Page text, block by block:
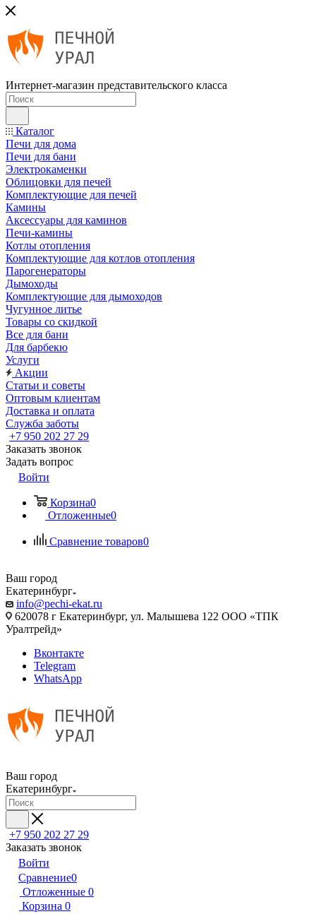
Интернет-магазин представительского класса
Каталог
Печи для дома
Печи для бани
Электрокаменки
Облицовки для печей
Комплектующие для печей
Камины
Аксессуары для каминов
Печи-камины
Котлы отопления
Комплектующие для котлов отопления
Парогенераторы
Дымоходы
Комплектующие для дымоходов
Чугунное литье
Товары со скидкой
Все для бани
Для барбекю
Услуги
Акции
Статьи и советы
Оптовым клиентам
Доставка и оплата
Служба заботы
+7 950 202 27 29
Заказать звонок
Задать вопрос
Войти
Корзина0
Отложенные0
Сравнение товаров0
Ваш город
Екатеринбург
info@pechi-ekat.ru
620078 г Екатеринбург, ул. Малышева 122 ООО «ТПК
Уралтрейд»
Вконтакте
Telegram
WhatsApp
Ваш город
Екатеринбург
+7 950 202 27 29
Заказать звонок
Войти
Сравнение0
Отложенные 0
Корзина 0